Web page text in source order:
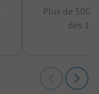
Plus de
des 12